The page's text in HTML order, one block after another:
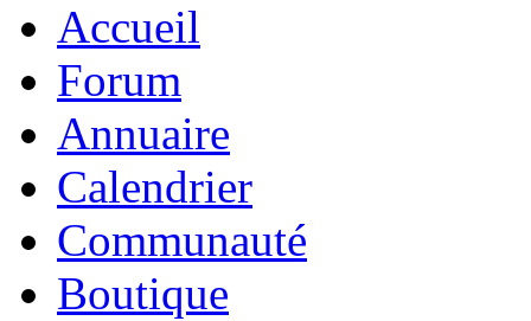
Accueil
Forum
Annuaire
Calendrier
Communauté
Boutique